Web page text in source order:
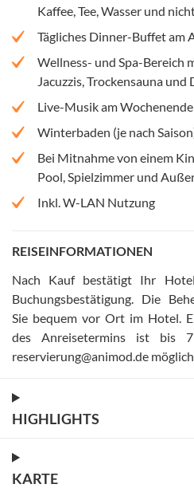
Kaffee, Tee, Wasser und
Tägliches Dinner-Buffet am
Wellness- und Spa-Bereich
Jacuzzis, Trockensauna und
Live-Musik am Wochenende
Winterbaden (je nach
Bei Mitnahme von einem
Pool, Spielzimmer und
Inkl. W-LAN Nutzung
REISEINFORMATIONEN
Nach Kauf bestätigt Ihr
Buchungsbestätigung
Die
Sie bequem vor Ort im Hotel
des Anreisetermins ist bis
reservierung@animod.de möglich
HIGHLIGHTS
KARTE